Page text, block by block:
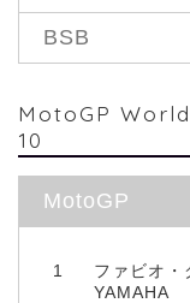
BSB
MotoGP
10
MotoGP
1
ファビオ・
YAMAHA